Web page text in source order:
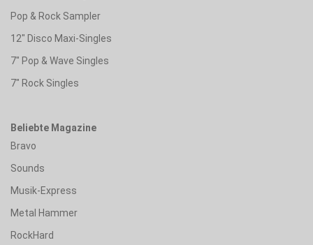
Pop & Rock Sampler
12" Disco Maxi-Singles
7" Pop & Wave Singles
7" Rock Singles
Beliebte Magazine
Bravo
Sounds
Musik-Express
Metal Hammer
RockHard